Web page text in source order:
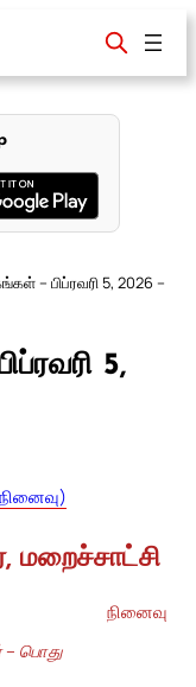
– பிப்ரவரி 5, 2026 –
5,
மறைச்சாட்சி
நினைவு
– பொது